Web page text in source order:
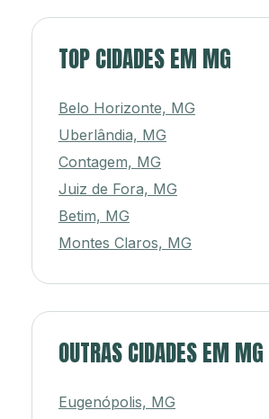
TOP CIDADES EM MG
Belo Horizonte, MG
Uberlândia, MG
Contagem, MG
Juiz de Fora, MG
Betim, MG
Montes Claros, MG
OUTRAS CIDADES EM MG
Eugenópolis, MG